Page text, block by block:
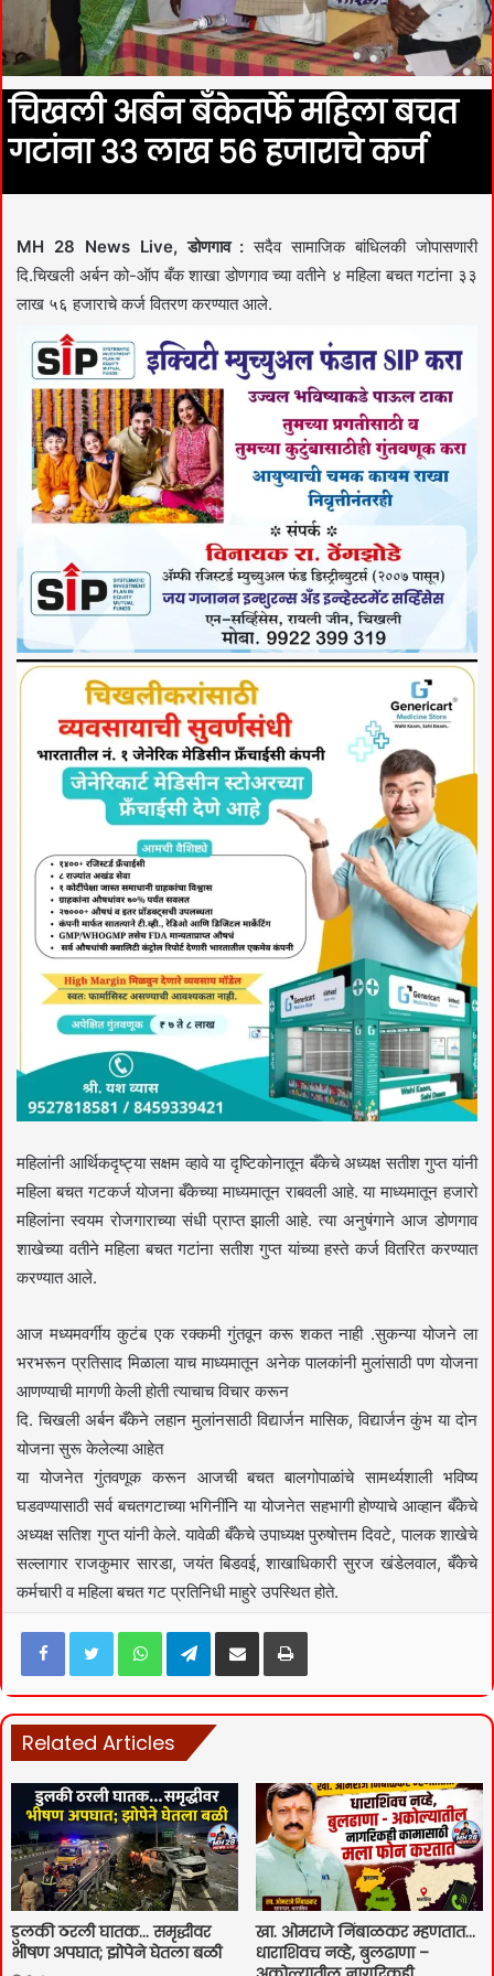
चिखली अर्बन बँकेतर्फे महिला बचत
गटांना ३३ लाख ५६ हजाराचे कर्ज
MH 28 News Live, डोणगाव : सदैव सामाजिक बांधिलकी जोपासणारी
दि.चिखली अर्बन को-ऑप बँक शाखा डोणगाव च्या वतीने ४ महिला बचत गटांना ३३
लाख ५६ हजाराचे कर्ज वितरण करण्यात आले.
महिलांनी आर्थिकदृष्ट्या सक्षम व्हावे या दृष्टिकोनातून बँकेचे अध्यक्ष सतीश गुप्त यांनी
महिला बचत गटकर्ज योजना बँकेच्या माध्यमातून राबवली आहे. या माध्यमातून हजारो
महिलांना स्वयम रोजगाराच्या संधी प्राप्त झाली आहे. त्या अनुषंगाने आज डोणगाव
शाखेच्या वतीने महिला बचत गटांना सतीश गुप्त यांच्या हस्ते कर्ज वितरित करण्यात
करण्यात आले.
आज मध्यमवर्गीय कुटंब एक रक्कमी गुंतवून करू शकत नाही .सुकन्या योजने ला
भरभरून प्रतिसाद मिळाला याच माध्यमातून अनेक पालकांनी मुलांसाठी पण योजना
आणण्याची मागणी केली होती त्याचाच विचार करून
दि. चिखली अर्बन बँकेने लहान मुलांनसाठी विद्यार्जन मासिक, विद्यार्जन कुंभ या दोन
योजना सुरू केलेल्या आहेत
या योजनेत गुंतवणूक करून आजची बचत बालगोपाळांचे सामर्थ्यशाली भविष्य
घडवण्यासाठी सर्व बचतगटाच्या भगिनींनि या योजनेत सहभागी होण्याचे आव्हान बँकेचे
अध्यक्ष सतिश गुप्त यांनी केले. यावेळी बँकेचे उपाध्यक्ष पुरुषोत्तम दिवटे, पालक शाखेचे
सल्लागार राजकुमार सारडा, जयंत बिडवई, शाखाधिकारी सुरज खंडेलवाल, बँकेचे
कर्मचारी व महिला बचत गट प्रतिनिधी माहुरे उपस्थित होते.
FacebookTwitterWhatsAppTelegramShare via Email Print
Related Articles
डुलकी ठरली घातक… समृद्धीवर
भीषण अपघात; झोपेने घेतला बळी
खा. ओमराजे निंबाळकर म्हणतात…
धाराशिवच नव्हे, बुलढाणा –